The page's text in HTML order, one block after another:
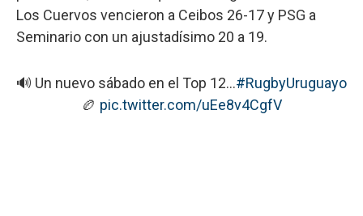
Los Cuervos vencieron a Ceibos 26-17 y PSG a
Seminario con un ajustadísimo 20 a 19.
🔊 Un nuevo sábado en el Top 12…#RugbyUruguayo
🏉 pic.twitter.com/uEe8v4CgfV